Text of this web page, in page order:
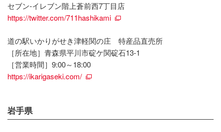
セブン-イレブン階上蒼前西7丁目店
https://twitter.com/711hashikami
道の駅いかりがせき津軽関の庄 特産品直売所
［所在地］青森県平川市碇ケ関碇石13-1
［営業時間］9:00～18:00
https://ikarigaseki.com/
岩手県